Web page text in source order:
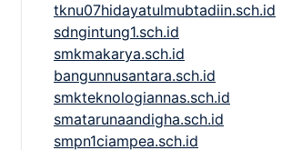
tknu07hidayatulmubtadiin.sch.id
sdngintung1.sch.id
smkmakarya.sch.id
bangunnusantara.sch.id
smkteknologiannas.sch.id
smatarunaandigha.sch.id
smpn1ciampea.sch.id